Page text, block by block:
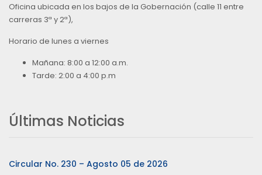
Oficina ubicada en los bajos de la Gobernación (calle 11 entre
carreras 3ª y 2ª),
Horario de lunes a viernes
Mañana: 8:00 a 12:00 a.m.
Tarde: 2:00 a 4:00 p.m
Últimas Noticias
Circular No. 230 – Agosto 05 de 2026